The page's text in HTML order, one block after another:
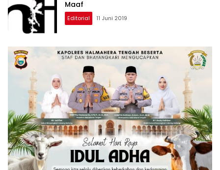
Maaf
Editorial 11 Juni 2019